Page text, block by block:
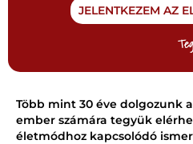
JELENTKEZEM AZ
Több mint 30 éve dolgozunk
ember számára tegyük
életmódhoz kapcsolódó